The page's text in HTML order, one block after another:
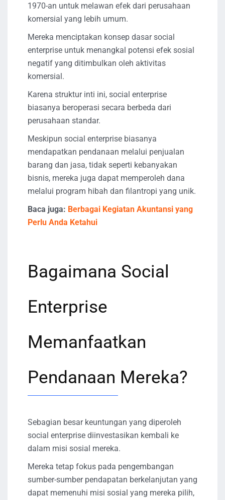
1970-an untuk melawan efek dari perusahaan
komersial yang lebih umum.
Mereka menciptakan konsep dasar social
enterprise untuk menangkal potensi efek sosial
negatif yang ditimbulkan oleh aktivitas
komersial.
Karena struktur inti ini, social enterprise
biasanya beroperasi secara berbeda dari
perusahaan standar.
Meskipun social enterprise biasanya
mendapatkan pendanaan melalui penjualan
barang dan jasa, tidak seperti kebanyakan
bisnis, mereka juga dapat memperoleh dana
melalui program hibah dan filantropi yang unik.
Baca juga: Berbagai Kegiatan Akuntansi yang
Perlu Anda Ketahui
Bagaimana Social
Enterprise
Memanfaatkan
Pendanaan Mereka?
Sebagian besar keuntungan yang diperoleh
social enterprise diinvestasikan kembali ke
dalam misi sosial mereka.
Mereka tetap fokus pada pengembangan
sumber-sumber pendapatan berkelanjutan yang
dapat memenuhi misi sosial yang mereka pilih,